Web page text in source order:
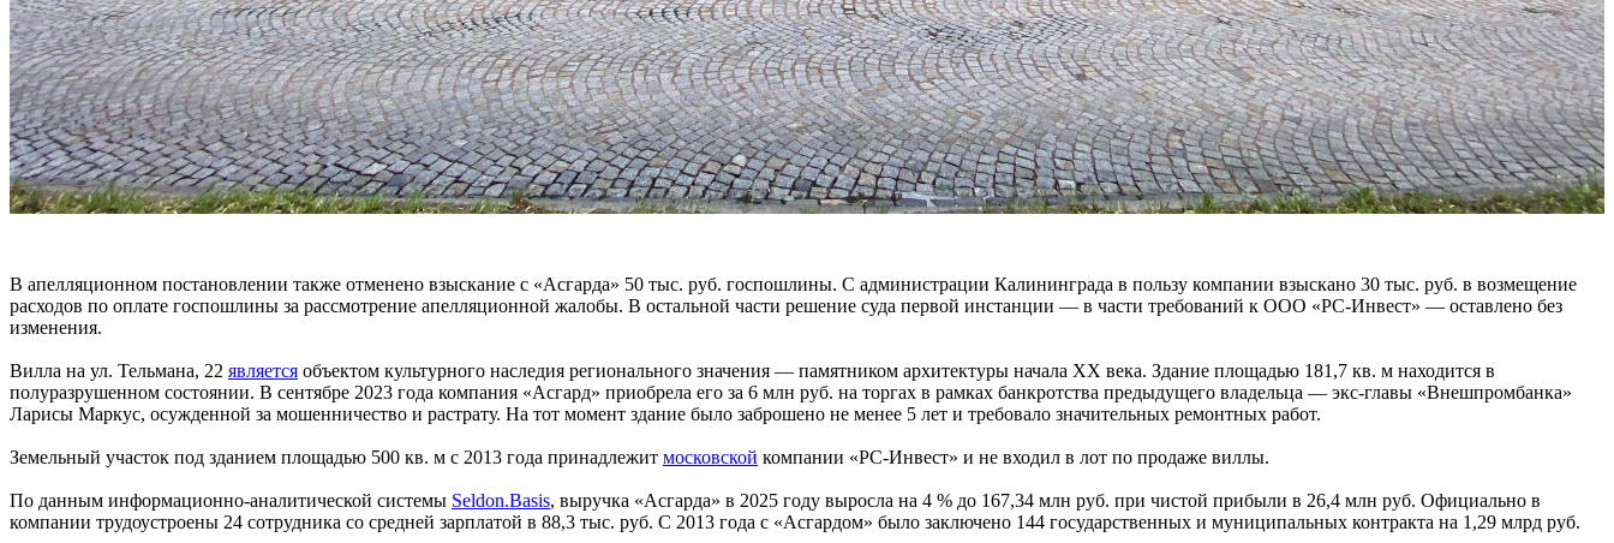
В апелляционном постановлении также отменено взыскание с «Асгарда» 50 тыс. руб. госпошлины. С администрации Калининграда в пользу компании взыскано 30 тыс. руб. в возмещение
расходов по оплате госпошлины за рассмотрение апелляционной жалобы. В остальной части решение суда первой инстанции — в части требований к ООО «РС-Инвест» — оставлено без
изменения.
Вилла на ул. Тельмана, 22 является объектом культурного наследия регионального значения — памятником архитектуры начала XX века. Здание площадью 181,7 кв. м находится в
полуразрушенном состоянии. В сентябре 2023 года компания «Асгард» приобрела его за 6 млн руб. на торгах в рамках банкротства предыдущего владельца — экс-главы «Внешпромбанка»
Ларисы Маркус, осужденной за мошенничество и растрату. На тот момент здание было заброшено не менее 5 лет и требовало значительных ремонтных работ.
Земельный участок под зданием площадью 500 кв. м с 2013 года принадлежит московской компании «РС-Инвест» и не входил в лот по продаже виллы.
По данным информационно-аналитической системы Seldon.Basis, выручка «Асгарда» в 2025 году выросла на 4 % до 167,34 млн руб. при чистой прибыли в 26,4 млн руб. Официально в
компании трудоустроены 24 сотрудника со средней зарплатой в 88,3 тыс. руб. С 2013 года с «Асгардом» было заключено 144 государственных и муниципальных контракта на 1,29 млрд руб.